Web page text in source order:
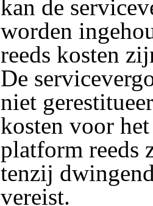
kan de
worden
reeds kosten
De
niet
kosten voor
platform reeds
tenzij
vereist.